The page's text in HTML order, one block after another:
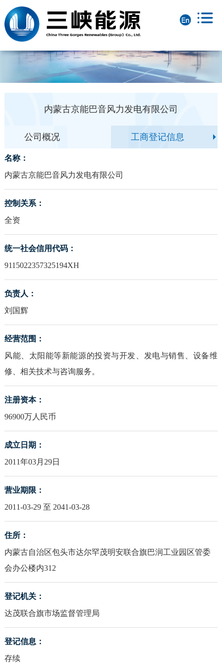
内蒙古京能巴音风力发电有限公司
公司概况 工商登记信息
名称：
内蒙古京能巴音风力发电有限公司
控制关系：
全资
统一社会信用代码：
9115022357325194XH
负责人：
刘国辉
经营范围：
风能、太阳能等新能源的投资与开发、发电与销售、设备维
修、相关技术与咨询服务。
注册资本：
96900万人民币
成立日期：
2011年03月29日
营业期限：
2011-03-29 至 2041-03-28
住所：
内蒙古自治区包头市达尔罕茂明安联合旗巴润工业园区管委
会办公楼内312
登记机关：
达茂联合旗市场监督管理局
登记信息：
存续